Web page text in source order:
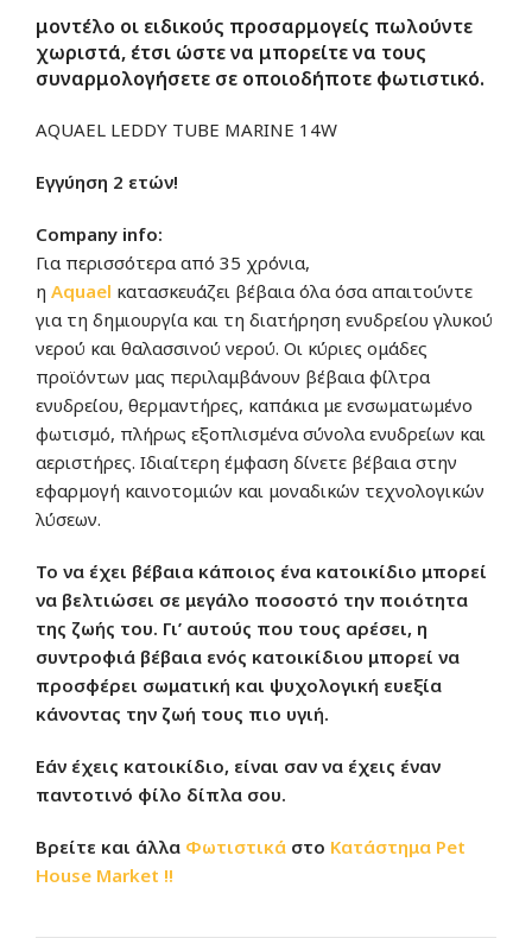
μοντέλο οι ειδικούς προσαρμογείς πωλούντε
χωριστά, έτσι ώστε να μπορείτε να τους
συναρμολογήσετε σε οποιοδήποτε φωτιστικό.
AQUAEL LEDDY TUBE MARINE 14W
Εγγύηση 2 ετών!
Company info:
Για περισσότερα από 35 χρόνια,
η Aquael κατασκευάζει βέβαια όλα όσα απαιτούντε
για τη δημιουργία και τη διατήρηση ενυδρείου γλυκού
νερού και θαλασσινού νερού. Οι κύριες ομάδες
προϊόντων μας περιλαμβάνουν βέβαια φίλτρα
ενυδρείου, θερμαντήρες, καπάκια με ενσωματωμένο
φωτισμό, πλήρως εξοπλισμένα σύνολα ενυδρείων και
αεριστήρες. Ιδιαίτερη έμφαση δίνετε βέβαια στην
εφαρμογή καινοτομιών και μοναδικών τεχνολογικών
λύσεων.
Το να έχει βέβαια κάποιος ένα κατοικίδιο μπορεί
να βελτιώσει σε μεγάλο ποσοστό την ποιότητα
της ζωής του. Γι’ αυτούς που τους αρέσει, η
συντροφιά βέβαια ενός κατοικίδιου μπορεί να
προσφέρει σωματική και ψυχολογική ευεξία
κάνοντας την ζωή τους πιο υγιή.
Εάν έχεις κατοικίδιο, είναι σαν να έχεις έναν
παντοτινό φίλο δίπλα σου.
Βρείτε και άλλα Φωτιστικά στο Κατάστημα Pet
House Market !!